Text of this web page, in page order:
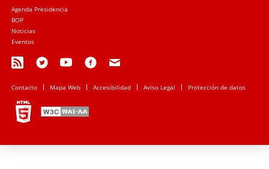
Agenda Presidencia
BOP
Noticias
Eventos
Contacto Mapa Web Accesibilidad Aviso Legal Protección de datos